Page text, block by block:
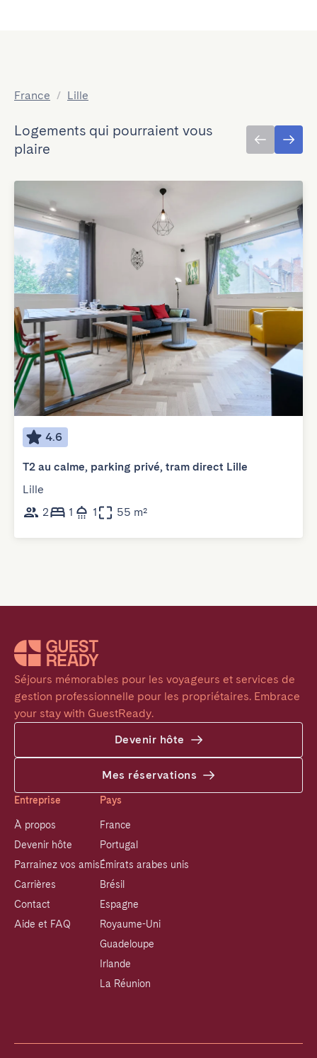
France / Lille
Logements qui pourraient vous
plaire
4.6
T2 au calme, parking privé, tram direct Lille
Lille
2
1 1 55 m²
Séjours mémorables pour les voyageurs et services de
gestion professionnelle pour les propriétaires. Embrace
your stay with GuestReady.
Devenir hôte
Mes réservations
Entreprise
À propos
Devenir hôte
Parrainez vos amis
Carrières
Contact
Aide et FAQ
Pays
France
Portugal
Émirats arabes unis
Brésil
Espagne
Royaume-Uni
Guadeloupe
Irlande
La Réunion